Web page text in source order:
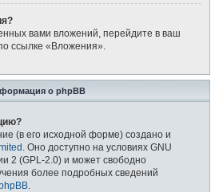
вами вложений, перейдите в ваш
ссылке «Вложения».
о phpBB
(в его исходной форме) создано и
. Оно доступно на условиях GNU
2 (GPL-2.0) и может свободно
более подробных сведений